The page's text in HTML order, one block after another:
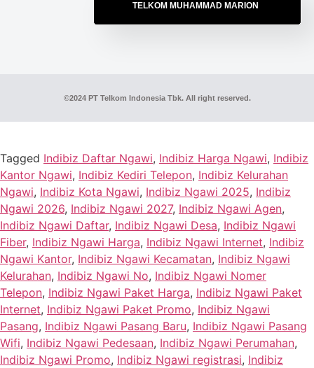
TELKOM MUHAMMAD MARION
©2024 PT Telkom Indonesia Tbk. All right reserved.
Tagged Indibiz Daftar Ngawi, Indibiz Harga Ngawi, Indibiz
Kantor Ngawi, Indibiz Kediri Telepon, Indibiz Kelurahan
Ngawi, Indibiz Kota Ngawi, Indibiz Ngawi 2025, Indibiz
Ngawi 2026, Indibiz Ngawi 2027, Indibiz Ngawi Agen,
Indibiz Ngawi Daftar, Indibiz Ngawi Desa, Indibiz Ngawi
Fiber, Indibiz Ngawi Harga, Indibiz Ngawi Internet, Indibiz
Ngawi Kantor, Indibiz Ngawi Kecamatan, Indibiz Ngawi
Kelurahan, Indibiz Ngawi No, Indibiz Ngawi Nomer
Telepon, Indibiz Ngawi Paket Harga, Indibiz Ngawi Paket
Internet, Indibiz Ngawi Paket Promo, Indibiz Ngawi
Pasang, Indibiz Ngawi Pasang Baru, Indibiz Ngawi Pasang
Wifi, Indibiz Ngawi Pedesaan, Indibiz Ngawi Perumahan,
Indibiz Ngawi Promo, Indibiz Ngawi registrasi, Indibiz